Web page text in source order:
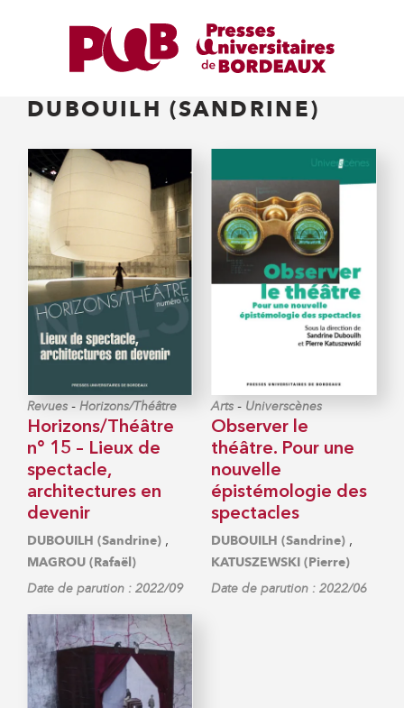
DUBOUILH (SANDRINE)
Revues - Horizons/Théâtre
Horizons/Théâtre
n° 15 – Lieux de
spectacle,
architectures en
devenir
DUBOUILH (Sandrine) ,
MAGROU (Rafaël)
Date de parution : 2022/09
Arts - Universcènes
Observer le
théâtre. Pour une
nouvelle
épistémologie des
spectacles
DUBOUILH (Sandrine) ,
KATUSZEWSKI (Pierre)
Date de parution : 2022/06